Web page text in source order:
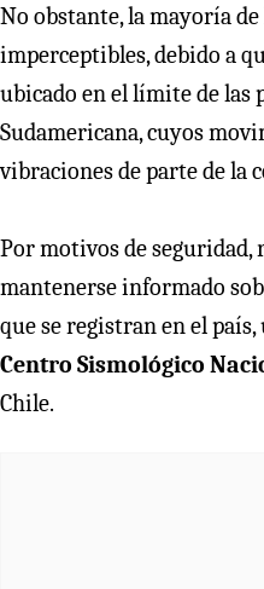
No obstante, la mayoría
imperceptibles, debido a
ubicado en el límite de las
Sudamericana, cuyos
vibraciones de parte de la
Por motivos de seguridad,
mantenerse informado
que se registran en el
Centro Sismológico
Chile.